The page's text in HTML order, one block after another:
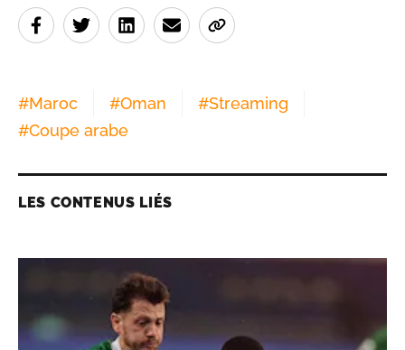
#Maroc #Oman #Streaming
#Coupe arabe
LES CONTENUS LIÉS